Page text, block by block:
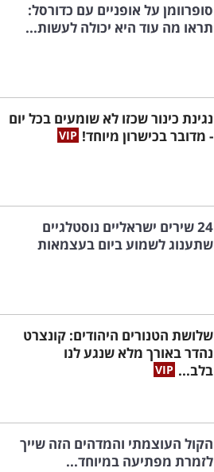
סופרוומן על אופניים עם כדורסל:
תראו מה עוד היא יכולה לעשות...
נגינת כינור שכזו לא שומעים בכל יום
- מדובר בכישרון מיוחד!
24 שירים ישראליים נוסטלגיים
שתענוג לשמוע ביום בעצמאות
שלושת הטנורים היהודים: קונצרט
נהדר באורך מלא שנגע לנו
בלב...
הקול העוצמתי והמדהים הזה שייך
לזמרת מפתיעה במיוחד...